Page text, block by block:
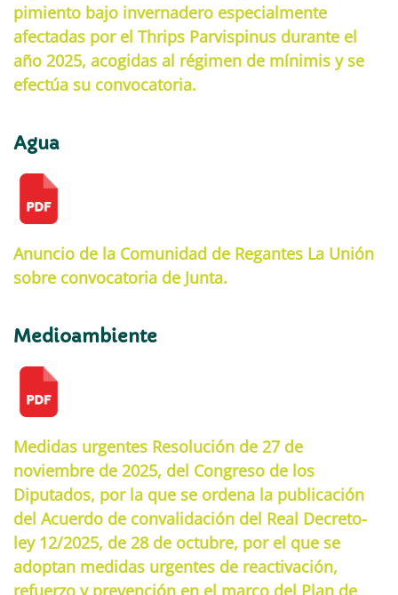
pimiento bajo invernadero especialmente
afectadas por el Thrips Parvispinus durante el
año 2025, acogidas al régimen de mínimis y se
efectúa su convocatoria.
Agua
Anuncio de la Comunidad de Regantes La Unión
sobre convocatoria de Junta.
Medioambiente
Medidas urgentes Resolución de 27 de
noviembre de 2025, del Congreso de los
Diputados, por la que se ordena la publicación
del Acuerdo de convalidación del Real Decreto-
ley 12/2025, de 28 de octubre, por el que se
adoptan medidas urgentes de reactivación,
refuerzo y prevención en el marco del Plan de